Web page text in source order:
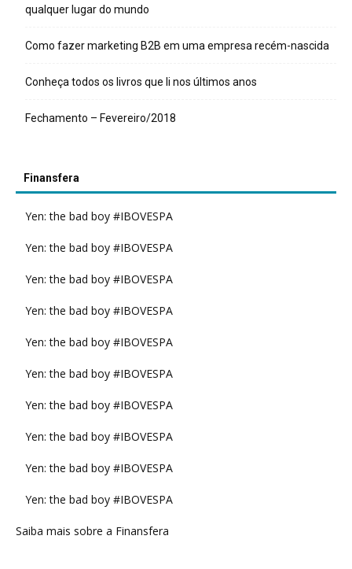
qualquer lugar do mundo
Como fazer marketing B2B em uma empresa recém-nascida
Conheça todos os livros que li nos últimos anos
Fechamento – Fevereiro/2018
Finansfera
Yen: the bad boy #IBOVESPA
Yen: the bad boy #IBOVESPA
Yen: the bad boy #IBOVESPA
Yen: the bad boy #IBOVESPA
Yen: the bad boy #IBOVESPA
Yen: the bad boy #IBOVESPA
Yen: the bad boy #IBOVESPA
Yen: the bad boy #IBOVESPA
Yen: the bad boy #IBOVESPA
Yen: the bad boy #IBOVESPA
Saiba mais sobre a Finansfera